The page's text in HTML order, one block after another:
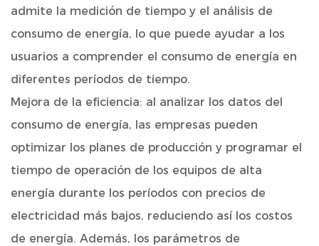
admite la medición de tiempo y el análisis de
consumo de energía, lo que puede ayudar a los
usuarios a comprender el consumo de energía en
diferentes períodos de tiempo.
Mejora de la eficiencia: al analizar los datos del
consumo de energía, las empresas pueden
optimizar los planes de producción y programar el
tiempo de operación de los equipos de alta
energía durante los períodos con precios de
electricidad más bajos, reduciendo así los costos
de energía. Además, los parámetros de